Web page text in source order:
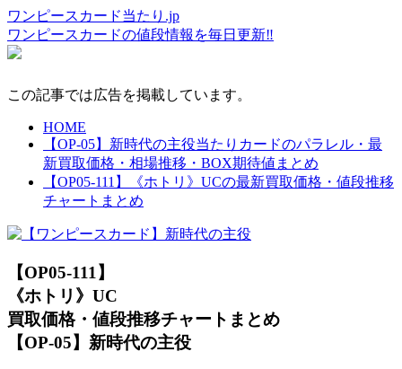
ワンピースカード当たり.jp
ワンピースカードの値段情報を毎日更新‼
この記事では広告を掲載しています。
HOME
【OP-05】新時代の主役当たりカードのパラレル・最
新買取価格・相場推移・BOX期待値まとめ
【OP05-111】《ホトリ》UCの最新買取価格・値段推移
チャートまとめ
【OP05-111】
《ホトリ》UC
買取価格・値段推移チャートまとめ
【OP-05】新時代の主役